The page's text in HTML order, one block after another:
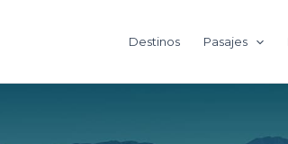
Destinos Pasajes